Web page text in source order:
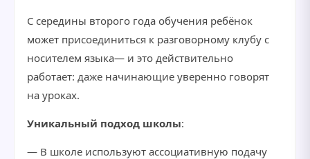
С середины второго года обучения ребёнок
может присоединиться к разговорному клубу с
носителем языка— и это действительно
работает: даже начинающие уверенно говорят
на уроках.
Уникальный подход школы:
— В школе используют ассоциативную подачу